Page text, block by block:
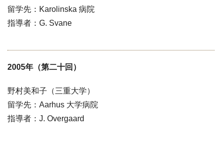
留学先：Karolinska 病院
指導者：G. Svane
2005年（第二十回）
野村美和子（三重大学）
留学先：Aarhus 大学病院
指導者：J. Overgaard